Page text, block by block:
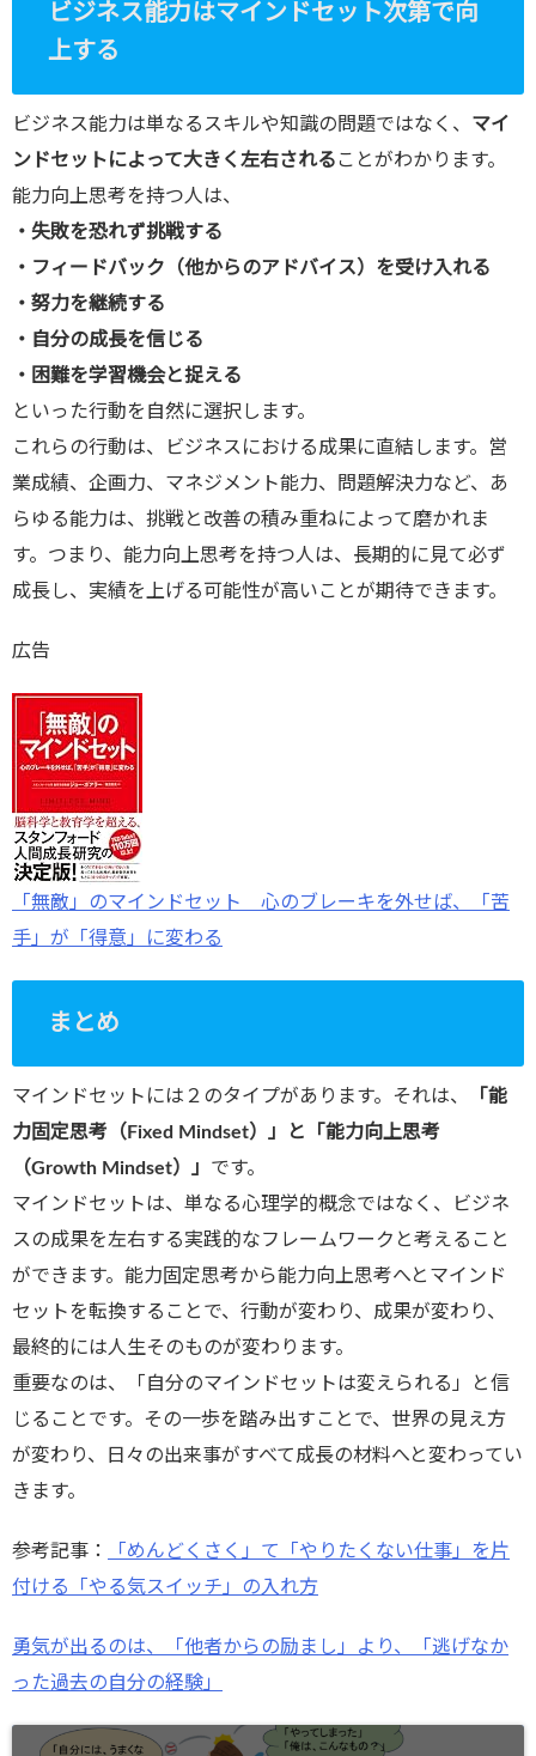
ビジネス能力はマインドセット次第で向
上する
ビジネス能力は単なるスキルや知識の問題ではなく、 マイ
ンドセットによって大きく左右される ことがわかります。
能力向上思考を持つ人は、
・失敗を恐れず挑戦する
・フィードバック（他からのアドバイス）を受け入れる
・努力を継続する
・自分の成長を信じる
・困難を学習機会と捉える
といった行動を自然に選択します。
これらの行動は、ビジネスにおける成果に直結します。営
業成績、企画力、マネジメント能力、問題解決力など、あ
らゆる能力は、挑戦と改善の積み重ねによって磨かれま
す。つまり、能力向上思考を持つ人は、長期的に見て必ず
成長し、実績を上げる可能性が高いことが期待できます。
広告
「無敵」のマインドセット 心のブレーキを外せば、「苦
手」が「得意」に変わる
まとめ
マインドセットには２のタイプがあります。それは、
「能
力固定思考（Fixed Mindset）」と「能力向上思考
（Growth Mindset）」 です。
マインドセットは、単なる心理学的概念ではなく、ビジネ
スの成果を左右する実践的なフレームワークと考えること
ができます。能力固定思考から能力向上思考へとマインド
セットを転換することで、行動が変わり、成果が変わり、
最終的には人生そのものが変わります。
重要なのは、「自分のマインドセットは変えられる」と信
じることです。その一歩を踏み出すことで、世界の見え方
が変わり、日々の出来事がすべて成長の材料へと変わってい
きます。
参考記事：
「めんどくさく」て「やりたくない仕事」を片
付ける「やる気スイッチ」の入れ方
勇気が出るのは、「他者からの励まし」より、「逃げなか
った過去の自分の経験」